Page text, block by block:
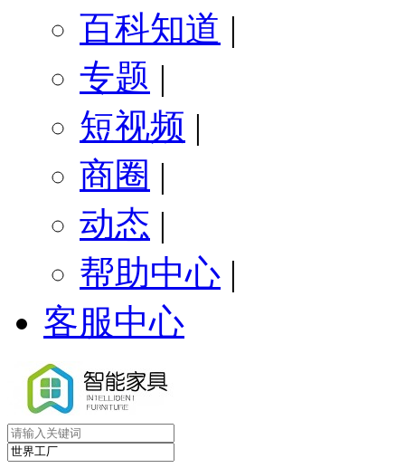
百科知道 |
专题 |
短视频 |
商圈 |
动态 |
帮助中心 |
客服中心